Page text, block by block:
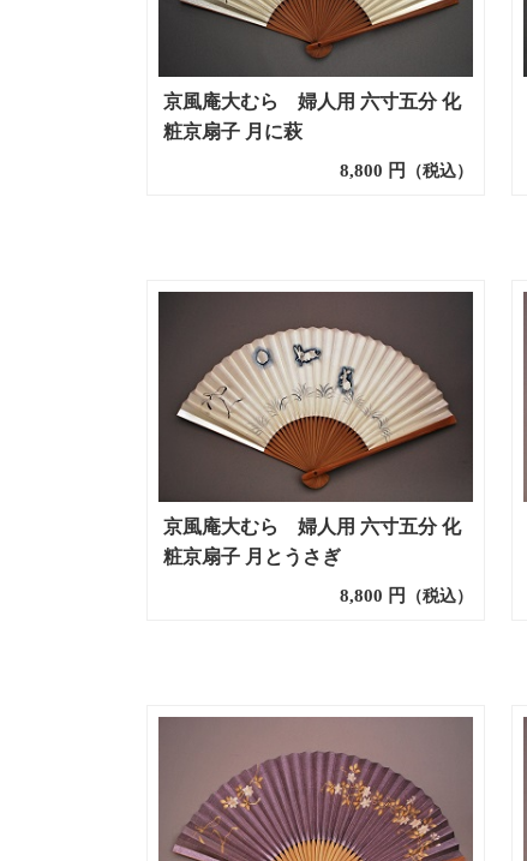
京風庵大むら 婦人用 六寸五分 化
粧京扇子 月に萩
8,800 円 （税込）
京風庵大むら 婦人用 六寸五分 化
粧京扇子 月とうさぎ
8,800 円 （税込）